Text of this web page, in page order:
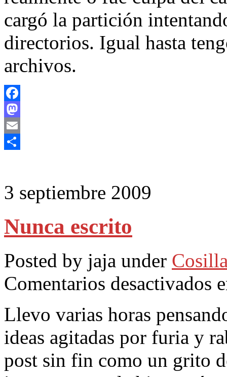
cargó la partición
directorios. Igual hasta
archivos.
Facebook
Mastodon
Email
3 septiembre 2009
Nunca escrito
Posted by jaja under
Comentarios desactivados
Llevo varias horas
ideas agitadas por furia y
post sin fin como un grito